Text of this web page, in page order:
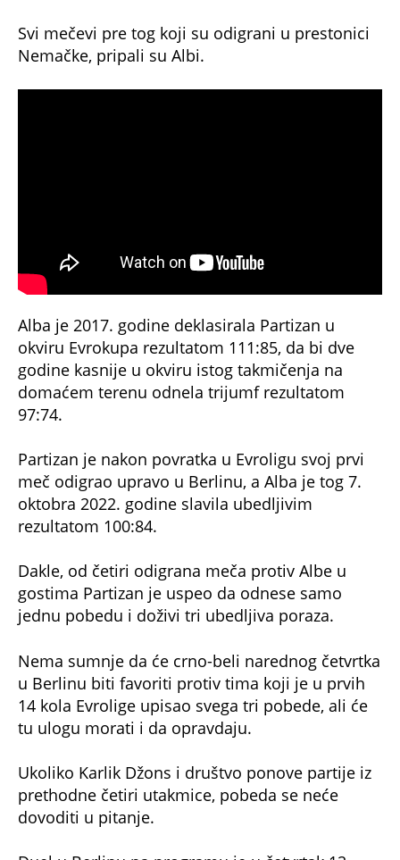
Svi mečevi pre tog koji su odigrani u prestonici
Nemačke, pripali su Albi.
Alba je 2017. godine deklasirala Partizan u
okviru Evrokupa rezultatom 111:85, da bi dve
godine kasnije u okviru istog takmičenja na
domaćem terenu odnela trijumf rezultatom
97:74.
Partizan je nakon povratka u Evroligu svoj prvi
meč odigrao upravo u Berlinu, a Alba je tog 7.
oktobra 2022. godine slavila ubedljivim
rezultatom 100:84.
Dakle, od četiri odigrana meča protiv Albe u
gostima Partizan je uspeo da odnese samo
jednu pobedu i doživi tri ubedljiva poraza.
Nema sumnje da će crno-beli narednog četvrtka
u Berlinu biti favoriti protiv tima koji je u prvih
14 kola Evrolige upisao svega tri pobede, ali će
tu ulogu morati i da opravdaju.
Ukoliko Karlik Džons i društvo ponove partije iz
prethodne četiri utakmice, pobeda se neće
dovoditi u pitanje.